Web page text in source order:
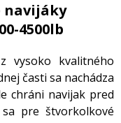
navijáky
4500lb
vysoko kvalitného
časti sa nachádza
chráni navijak pred
pre štvorkolkové